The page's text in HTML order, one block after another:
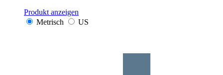
Produkt anzeigen
Metrisch
US